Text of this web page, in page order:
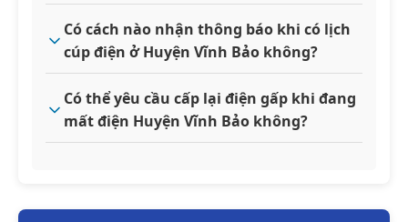
Có cách nào nhận thông báo khi có lịch
cúp điện ở Huyện Vĩnh Bảo không?
Có thể yêu cầu cấp lại điện gấp khi đang
mất điện Huyện Vĩnh Bảo không?